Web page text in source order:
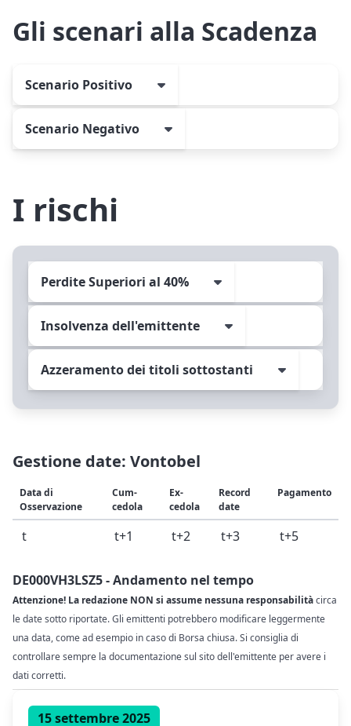
Gli scenari alla Scadenza
Scenario Positivo
Scenario Negativo
I rischi
Perdite Superiori al 40%
Insolvenza dell'emittente
Azzeramento dei titoli sottostanti
Gestione date: Vontobel
Data di
Osservazione
Cum-
cedola
Ex-
cedola
Record
date
Pagamento
t t+1 t+2 t+3 t+5
DE000VH3LSZ5 - Andamento nel tempo
Attenzione! La redazione NON si assume nessuna responsabilitàcirca
le date sotto riportate. Gli emittenti potrebbero modificare leggermente
una data, come ad esempio in caso di Borsa chiusa. Si consiglia di
controllare sempre la documentazione sul sito dell'emittente per avere i
dati corretti.
15 settembre 2025